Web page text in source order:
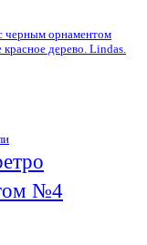
№4